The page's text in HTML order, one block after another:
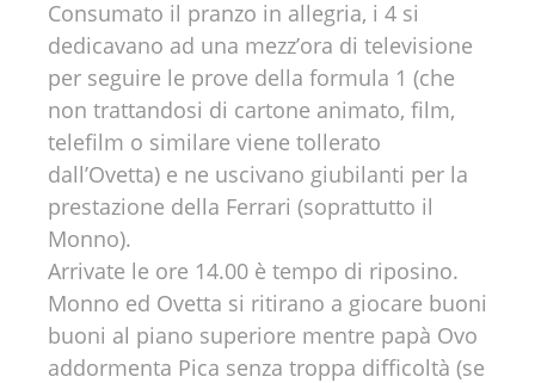
Consumato il pranzo in allegria, i 4 si
dedicavano ad una mezz’ora di televisione
per seguire le prove della formula 1 (che
non trattandosi di cartone animato, film,
telefilm o similare viene tollerato
dall’Ovetta) e ne uscivano giubilanti per la
prestazione della Ferrari (soprattutto il
Monno).
Arrivate le ore 14.00 è tempo di riposino.
Monno ed Ovetta si ritirano a giocare buoni
buoni al piano superiore mentre papà Ovo
addormenta Pica senza troppa difficoltà (se